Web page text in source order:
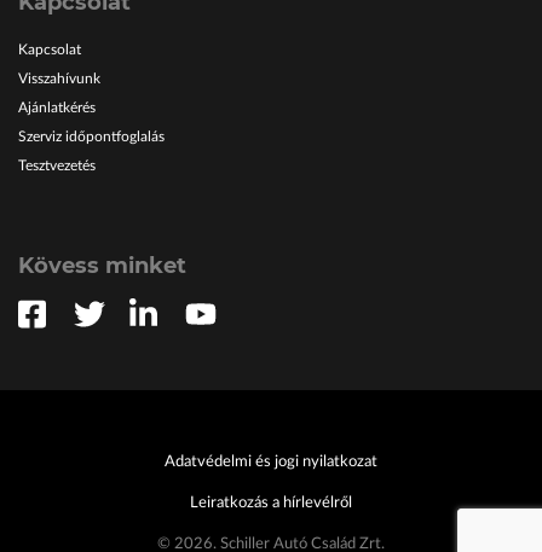
Kapcsolat
Visszahívunk
Ajánlatkérés
Szerviz időpontfoglalás
Tesztvezetés
Kövess minket
Adatvédelmi és jogi nyilatkozat
© 2026. Schiller Autó Család Zrt.
Leiratkozás a hírlevélről